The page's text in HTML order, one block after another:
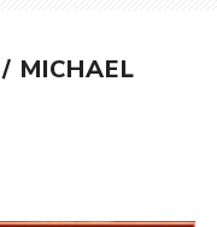
MICHAEL